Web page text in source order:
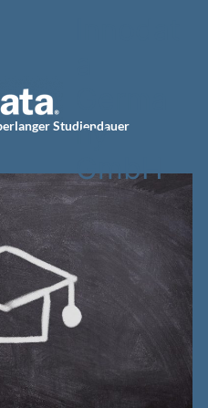
ny
GmbH
Studiendauer